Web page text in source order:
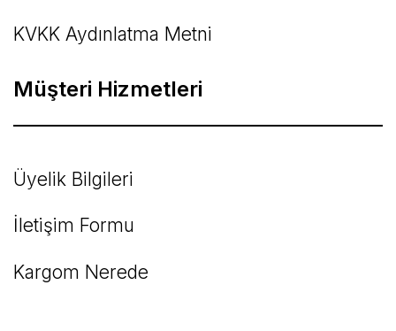
KVKK Aydınlatma Metni
Müşteri Hizmetleri
Üyelik Bilgileri
İletişim Formu
Kargom Nerede